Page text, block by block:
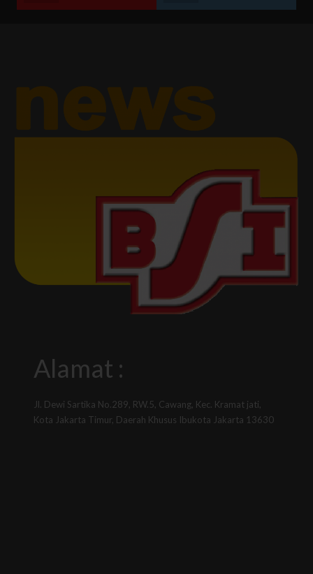
Alamat :
Jl. Dewi Sartika No.289, RW.5, Cawang, Kec. Kramat jati,
Kota Jakarta Timur, Daerah Khusus Ibukota Jakarta 13630